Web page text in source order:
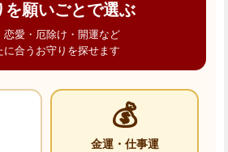
を願いごとで選ぶ
恋愛・厄除け・開運など
に合うお守りを探せます
💰
金運・仕事運